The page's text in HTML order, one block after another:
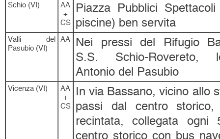
Schio (VI)
AA
+
CS
Piazza Pubblici
piscine) ben servita
Valli del
Pasubio (VI)
AA
Nei pressi del Rifugio
S.S. Schio-Rovereto,
Antonio del Pasubio
Vicenza (VI)
AA
+
CS
In via Bassano, vicino allo
passi dal centro
recintata, collegata
centro storico con bus